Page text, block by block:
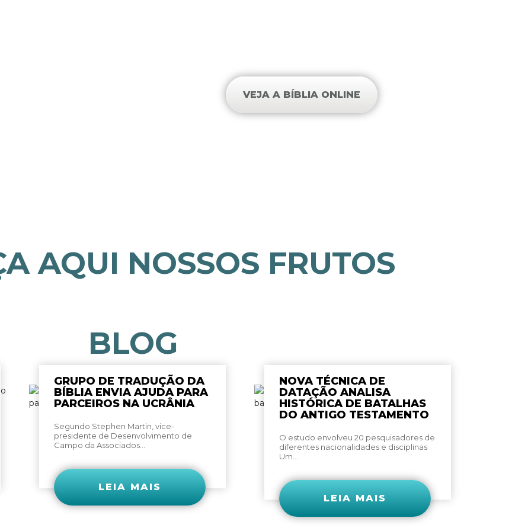
VEJA A BÍBLIA ONLINE
AQUI NOSSOS FRUTOS
BLOG
GRUPO DE TRADUÇÃO DA
BÍBLIA ENVIA AJUDA PARA
PARCEIROS NA UCRÂNIA
Segundo Stephen Martin, vice-
presidente de Desenvolvimento de
Campo da Associados...
LEIA MAIS
NOVA TÉCNICA DE
DATAÇÃO ANALISA
HISTÓRICA DE BATALHAS
DO ANTIGO TESTAMENTO
O estudo envolveu 20 pesquisadores de
diferentes nacionalidades e disciplinas
Um...
LEIA MAIS